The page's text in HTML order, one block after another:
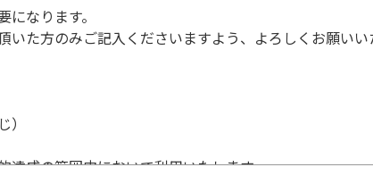
なります。
いた方のみご記入くださいますよう、よろしくお願いい
達成の範囲内において利用いたします。